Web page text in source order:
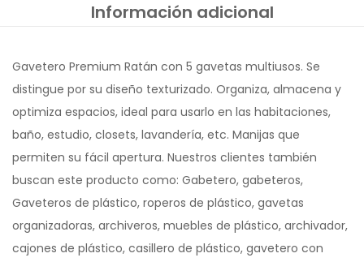
Información adicional
Gavetero Premium Ratán con 5 gavetas multiusos. Se
distingue por su diseño texturizado. Organiza, almacena y
optimiza espacios, ideal para usarlo en las habitaciones,
baño, estudio, closets, lavandería, etc. Manijas que
permiten su fácil apertura. Nuestros clientes también
buscan este producto como: Gabetero, gabeteros,
Gaveteros de plástico, roperos de plástico, gavetas
organizadoras, archiveros, muebles de plástico, archivador,
cajones de plástico, casillero de plástico, gavetero con